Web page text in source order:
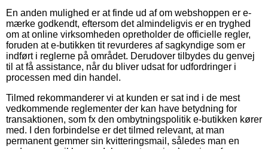
En anden mulighed er at finde ud af om webshoppen er e-
mærke godkendt, eftersom det almindeligvis er en tryghed
om at online virksomheden opretholder de officielle regler,
foruden at e-butikken tit revurderes af sagkyndige som er
indført i reglerne på området. Derudover tilbydes du genvej
til at få assistance, når du bliver udsat for udfordringer i
processen med din handel.
Tilmed rekommanderer vi at kunden er sat ind i de mest
vedkommende reglementer der kan have betydning for
transaktionen, som fx den ombytningspolitik e-butikken kører
med. I den forbindelse er det tilmed relevant, at man
permanent gemmer sin kvitteringsmail, således man en